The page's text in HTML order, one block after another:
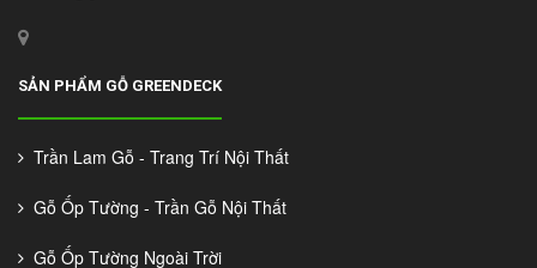
SẢN PHẨM GỖ GREENDECK
Trần Lam Gỗ - Trang Trí Nội Thất
Gỗ Ốp Tường - Trần Gỗ Nội Thất
Gỗ Ốp Tường Ngoài Trời